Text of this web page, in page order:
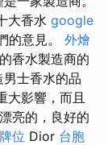
大香水 google
的意見。 外燴
香水製造商的
士香水的品
大影響，而且
亮的，良好的
牌位 Dior 台胞